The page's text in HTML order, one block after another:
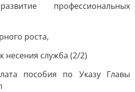
профессиональных
роста,
несения служба (2/2)
пособия по Указу Главы